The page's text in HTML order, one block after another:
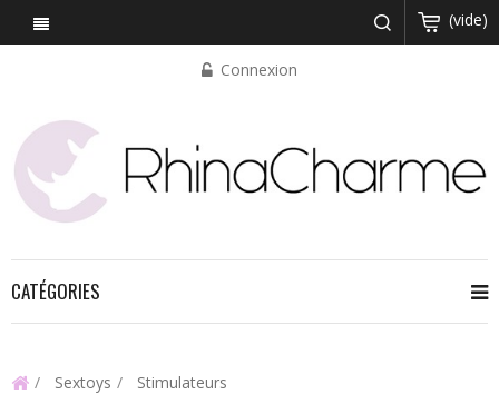
(vide)
Connexion
CATÉGORIES
Sextoys
Stimulateurs